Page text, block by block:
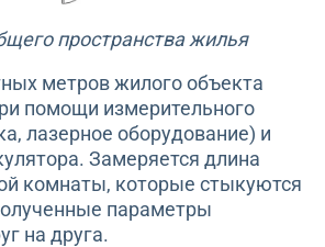
пространства жилья
метров жилого объекта
помощи измерительного
лазерное оборудование) и
Замеряется длина
комнаты, которые стыкуются
параметры
на друга.